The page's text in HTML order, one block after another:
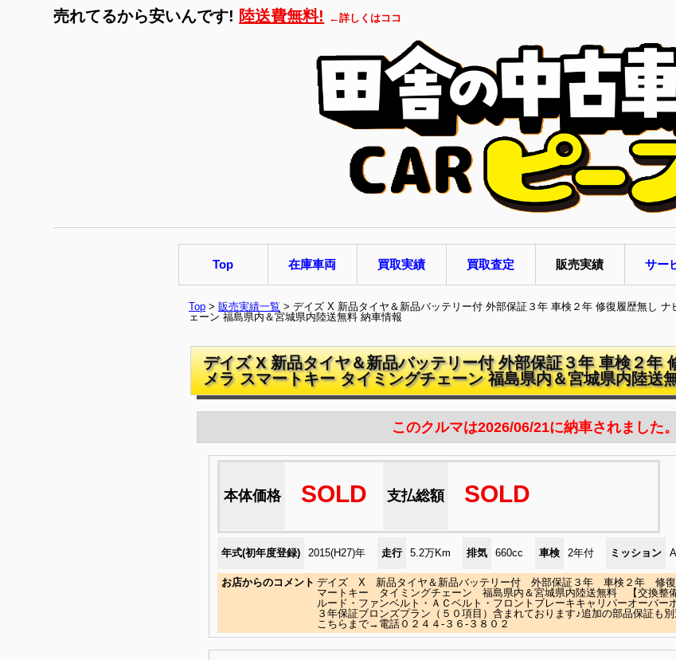
売れてるから安いんです! 陸送費無料! ←詳しくはココ
Top 在庫車両 買取実績 買取査定 販売実績 サー
Top > 販売実績一覧 > デイズ X 新品タイヤ＆新品バッテリー付 外部保証３年 車検２年 修復履歴無し
ェーン 福島県内＆宮城県内陸送無料 納車情報
デイズ X 新品タイヤ＆新品バッテリー付 外部保証３年 車検２年
メラ スマートキー タイミングチェーン 福島県内＆宮城県内陸送
このクルマは2026/06/21に納車されました。
本体価格 SOLD 支払総額 SOLD
年式(初年度登録) 2015(H27)年 走行 5.2万Km 排気 660cc 車検 2年付 ミッション
お店からのコメント デイズ X 新品タイヤ＆新品バッテリー付 外部保証３年 車検２年 修
マートキー タイミングチェーン 福島県内＆宮城県内陸送無料 【交換整
ルード・ファンベルト・ＡＣベルト・フロントブレーキキャリパーオーバ
３年保証ブロンズプラン（５０項目）含まれております♪追加の部品保証も
こちらまで→電話０２４４-３６-３８０２